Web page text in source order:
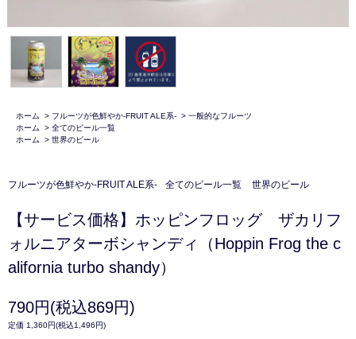
ホーム > フルーツが色鮮やか-FRUIT ALE系- > 一般的なフルーツ
ホーム
> 全てのビール一覧
ホーム
> 世界のビール
フルーツが色鮮やか-FRUIT ALE系- 全てのビール一覧 世界のビール
【サービス価格】ホッピンフロッグ ザカリフ
ォルニアターボシャンディ（Hoppin Frog the c
alifornia turbo shandy）
790円(税込869円)
定価 1,360円(税込1,496円)